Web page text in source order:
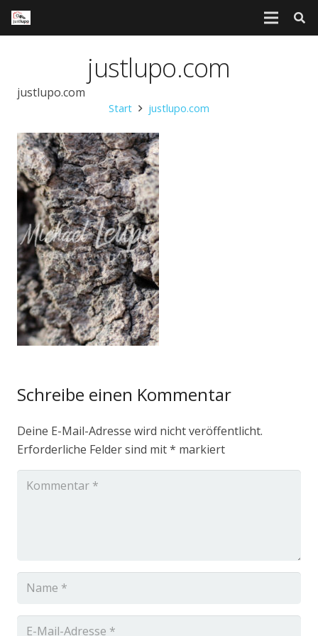
justlupo.com
justlupo.com
Start justlupo.com
Schreibe einen Kommentar
Deine E-Mail-Adresse wird nicht veröffentlicht.
Erforderliche Felder sind mit* markiert